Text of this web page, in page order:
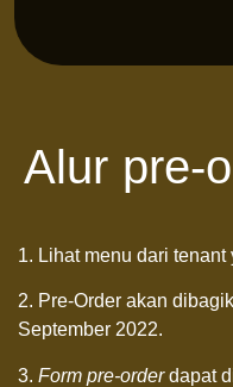
Alur pre-
1. Lihat menu dari
2. Pre-Order akan
September 2022.
3. Form pre-orderdapat